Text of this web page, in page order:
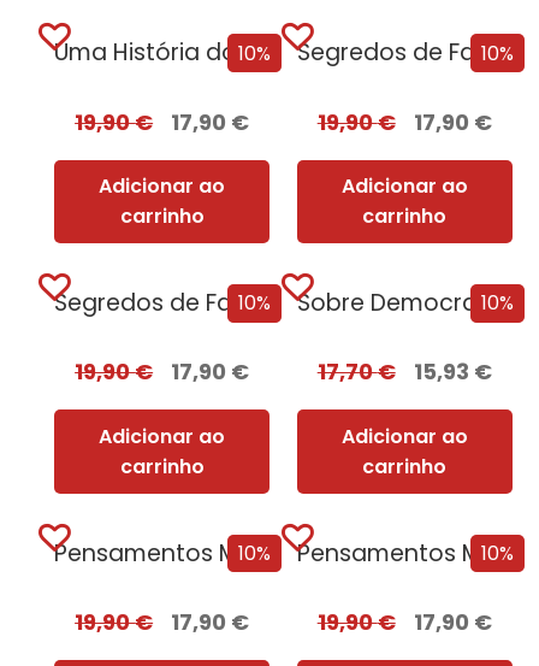
10%
Uma História do Mundo em 47 Fronteiras
19,90€ 17,90 €
Adicionar ao
carrinho
10%
Segredos de Família
19,90€ 17,90 €
Adicionar ao
carrinho
10%
Segredos de Família + Oferta Ao Pôr do Sol
19,90€ 17,90 €
Adicionar ao
carrinho
10%
Sobre Democracias e Cultos de Morte
17,70€ 15,93 €
Adicionar ao
carrinho
10%
Pensamentos Malignos
19,90€ 17,90 €
10%
Pensamentos Malignos + Oferta A Pequena Livraria dos Recomeços
19,90€ 17,90 €